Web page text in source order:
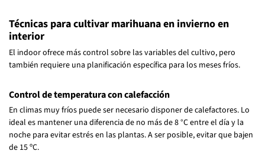
Técnicas para cultivar marihuana en invierno en
interior
El indoor ofrece más control sobre las variables del cultivo, pero
también requiere una planificación específica para los meses fríos.
Control de temperatura con calefacción
En climas muy fríos puede ser necesario disponer de calefactores. Lo
ideal es mantener una diferencia de no más de 8 °C entre el día y la
noche para evitar estrés en las plantas. A ser posible, evitar que bajen
de 15 ºC.